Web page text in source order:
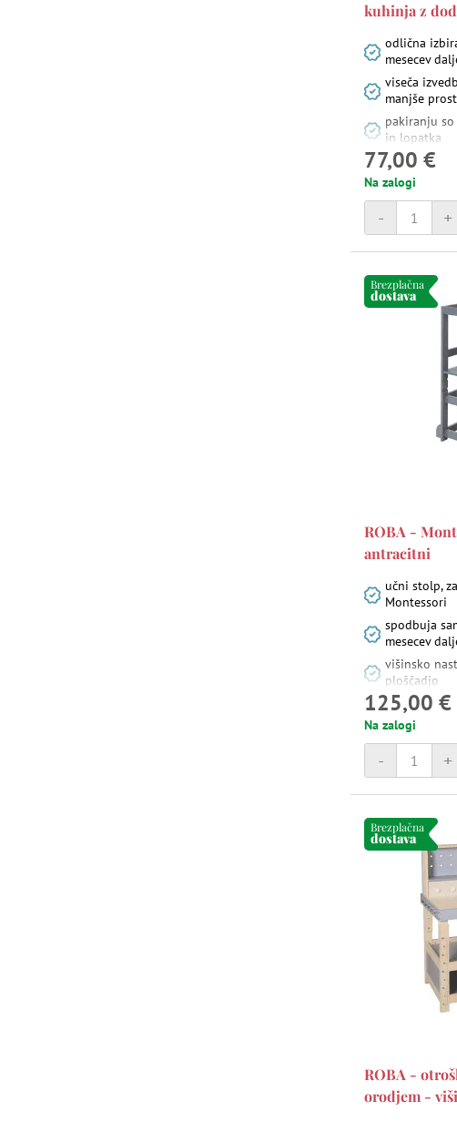
kuhinja z
odlična
mesecev
viseča
manjše
pakiranju
in lopatka
77,00 €
Na zalogi
+
-
Brezplačna
dostava
ROBA -
antracitni
učni stolp,
Montessori
spodbuja
mesecev
višinsko
ploščadjo
125,00 €
Na zalogi
+
-
Brezplačna
dostava
ROBA -
orodjem -